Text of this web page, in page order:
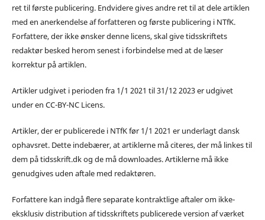
ret til første publicering. Endvidere gives andre ret til at dele artiklen
med en anerkendelse af forfatteren og første publicering i NTfK.
Forfattere, der ikke ønsker denne licens, skal give tidsskriftets
redaktør besked herom senest i forbindelse med at de læser
korrektur på artiklen.
Artikler udgivet i perioden fra 1/1 2021 til 31/12 2023 er udgivet
under en CC-BY-NC Licens.
Artikler, der er publicerede i NTfK før 1/1 2021 er underlagt dansk
ophavsret. Dette indebærer, at artiklerne må citeres, der må linkes til
dem på tidsskrift.dk og de må downloades. Artiklerne må ikke
genudgives uden aftale med redaktøren.
Forfattere kan indgå flere separate kontraktlige aftaler om ikke-
eksklusiv distribution af tidsskriftets publicerede version af værket